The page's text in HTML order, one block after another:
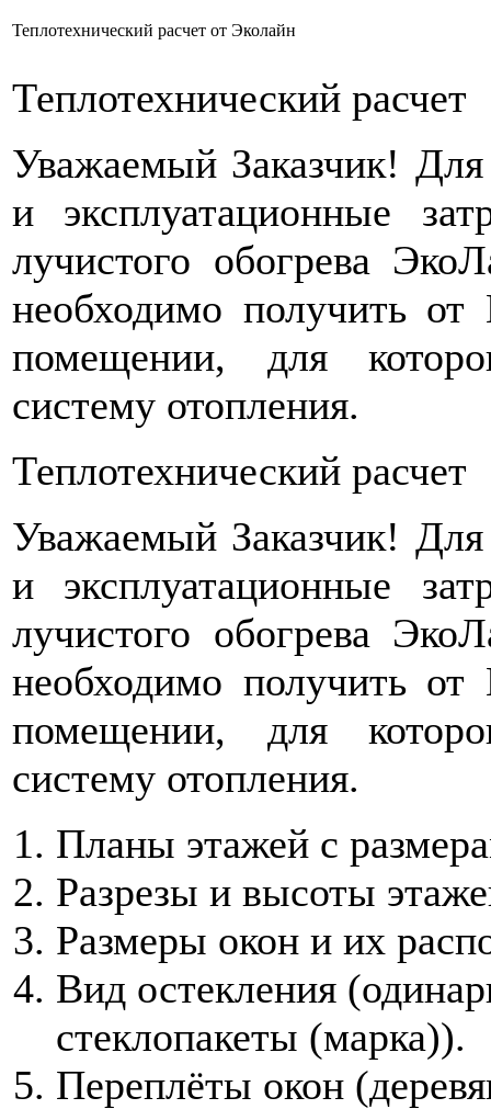
Теплотехнический расчет от Эколайн
Теплотехнический расчет
Уважаемый Заказчик!
и эксплуатационные
лучистого обогрева
необходимо получить
помещении, для
систему отопления.
Теплотехнический расчет
Уважаемый Заказчик!
и эксплуатационные
лучистого обогрева
необходимо получить
помещении, для
систему отопления.
Планы этажей с
Разрезы и высоты
Размеры окон и их
Вид остекления
стеклопакеты (марка)).
Переплёты окон